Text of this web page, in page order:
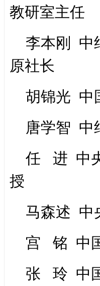
教研室主任
李本刚 中
原社长
胡锦光 中
唐学智 中
任 进 中
授
马森述 中
宫 铭 中
张 玲 中